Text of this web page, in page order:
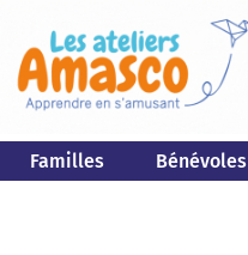
Familles Bénévoles